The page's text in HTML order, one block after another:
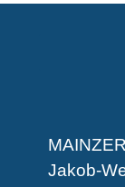
Jakob-